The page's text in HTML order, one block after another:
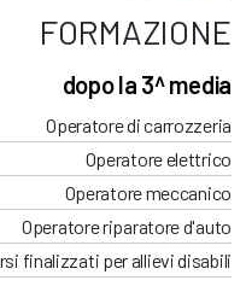
FORMAZIONE
dopo la 3^ media
Operatore di carrozzeria
Operatore elettrico
Operatore meccanico
Operatore riparatore d'auto
finalizzati per allievi disabili